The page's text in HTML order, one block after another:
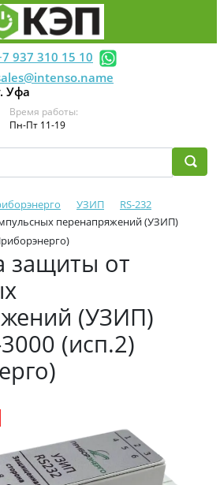
937 310 15 10
Уфа
Время работы:
Пн-Пт 11-19
УЗИП
RS-232
перенапряжений (УЗИП)
защиты от
(УЗИП)
(исп.2)